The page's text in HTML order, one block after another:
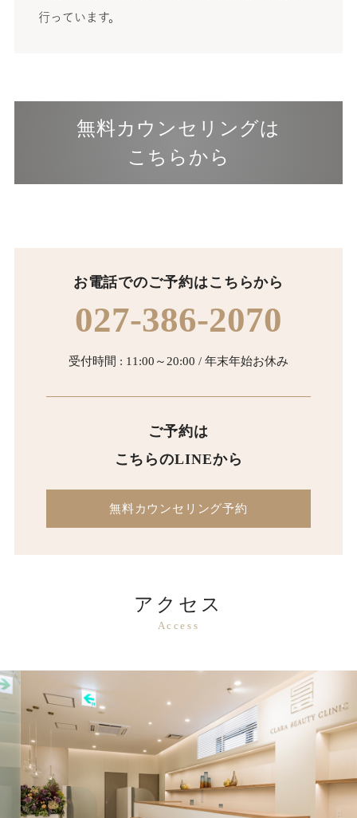
行っています。
無料カウンセリングは
こちらから
お電話でのご予約はこちらから
027-386-2070
受付時間 : 11:00～20:00 / 年末年始お休み
ご予約は
こちらのLINEから
無料カウンセリング予約
アクセス
Access